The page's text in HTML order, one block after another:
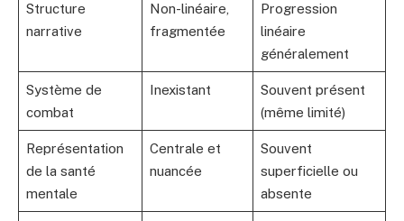
Structure
narrative
Non-linéaire,
fragmentée
Progression
linéaire
généralement
Système de
combat
Inexistant
Souvent présent
(même limité)
Représentation
de la santé
mentale
Centrale et
nuancée
Souvent
superficielle ou
absente